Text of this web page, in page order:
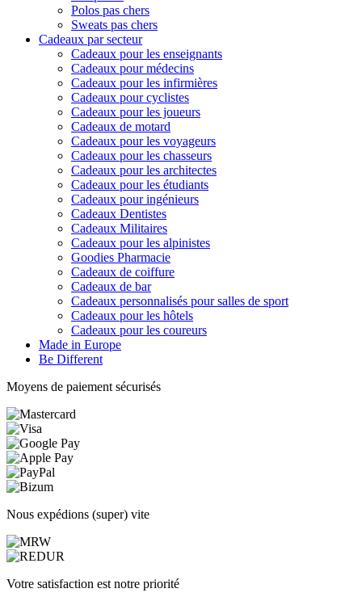
Polos pas chers
Sweats pas chers
Cadeaux par secteur
Cadeaux pour les enseignants
Cadeaux pour médecins
Cadeaux pour les infirmières
Cadeaux pour cyclistes
Cadeaux pour les joueurs
Cadeaux de motard
Cadeaux pour les voyageurs
Cadeaux pour les chasseurs
Cadeaux pour les architectes
Cadeaux pour les étudiants
Cadeaux pour ingénieurs
Cadeaux Dentistes
Cadeaux Militaires
Cadeaux pour les alpinistes
Goodies Pharmacie
Cadeaux de coiffure
Cadeaux de bar
Cadeaux personnalisés pour salles de sport
Cadeaux pour les hôtels
Cadeaux pour les coureurs
Made in Europe
Be Different
Moyens de paiement sécurisés
Nous expédions (super) vite
Votre satisfaction est notre priorité